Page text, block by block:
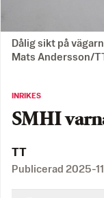
Dålig sikt på
Mats Andersson/
INRIKES
SMHI
TT
Publicerad 2025-